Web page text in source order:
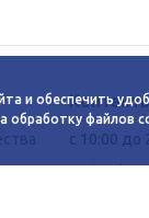
c 10:00 до
+7 (383)
и обеспечить
обработку файлов